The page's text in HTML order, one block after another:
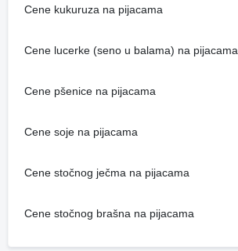
Cene kukuruza na pijacama
Cene lucerke (seno u balama) na pijacama
Cene pšenice na pijacama
Cene soje na pijacama
Cene stočnog ječma na pijacama
Cene stočnog brašna na pijacama